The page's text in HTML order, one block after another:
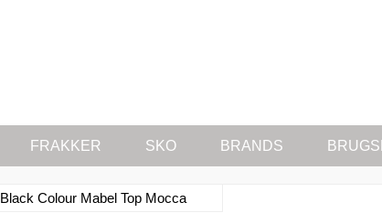
FRAKKER SKO BRANDS
Black Colour Mabel Top Mocca